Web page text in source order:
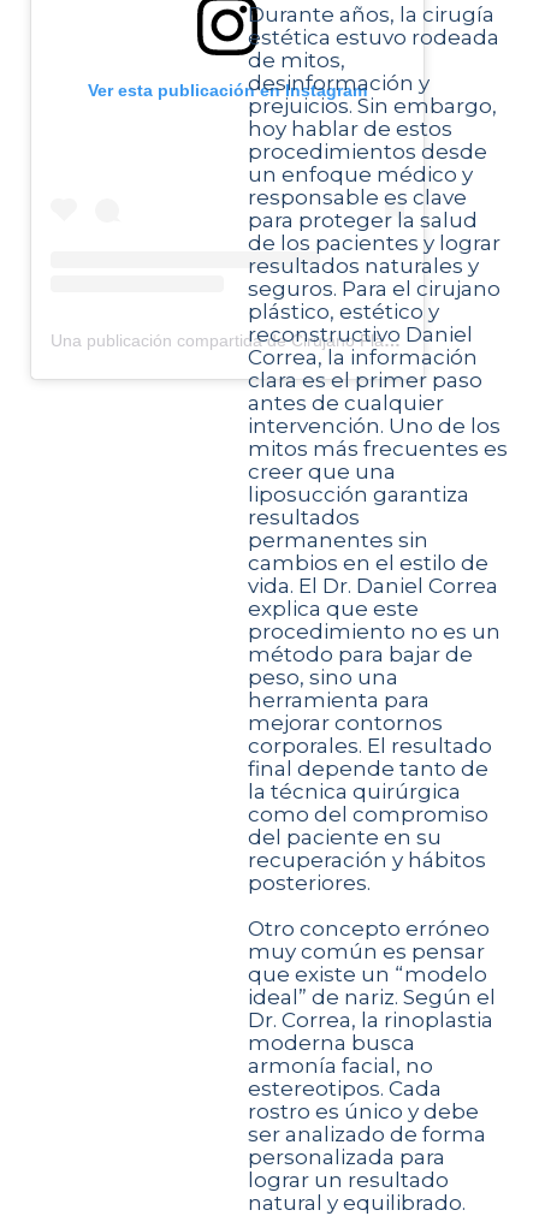
Ver esta publicación en Instagram
Una publicación compartida de Cirujano Plástico Daniel Correa (@cirujanodanielcorrea)
Durante años, la cirugía
estética estuvo rodeada
de mitos,
desinformación y
prejuicios. Sin embargo,
hoy hablar de estos
procedimientos desde
un enfoque médico y
responsable es clave
para proteger la salud
de los pacientes y lograr
resultados naturales y
seguros. Para el cirujano
plástico, estético y
reconstructivo Daniel
Correa, la información
clara es el primer paso
antes de cualquier
intervención. Uno de los
mitos más frecuentes es
creer que una
liposucción garantiza
resultados
permanentes sin
cambios en el estilo de
vida. El Dr. Daniel Correa
explica que este
procedimiento no es un
método para bajar de
peso, sino una
herramienta para
mejorar contornos
corporales. El resultado
final depende tanto de
la técnica quirúrgica
como del compromiso
del paciente en su
recuperación y hábitos
posteriores.
Otro concepto erróneo
muy común es pensar
que existe un “modelo
ideal” de nariz. Según el
Dr. Correa, la rinoplastia
moderna busca
armonía facial, no
estereotipos. Cada
rostro es único y debe
ser analizado de forma
personalizada para
lograr un resultado
natural y equilibrado.